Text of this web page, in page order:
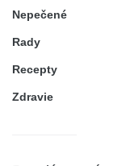
Nepečené
Rady
Recepty
Zdravie